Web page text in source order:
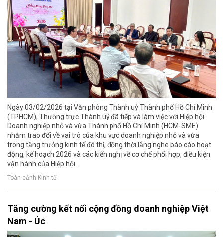
Ngày 03/02/2026 tại Văn phòng Thành uỷ Thành phố Hồ Chí Minh
(TPHCM), Thường trực Thành uỷ đã tiếp và làm việc với Hiệp hội
Doanh nghiệp nhỏ và vừa Thành phố Hồ Chí Minh (HCM-SME)
nhằm trao đổi về vai trò của khu vực doanh nghiệp nhỏ và vừa
trong tăng trưởng kinh tế đô thị, đồng thời lắng nghe báo cáo hoạt
động, kế hoạch 2026 và các kiến nghị về cơ chế phối hợp, điều kiện
vận hành của Hiệp hội.
Toàn cảnh Kinh tế
Tăng cường kết nối cộng đồng doanh nghiệp Việt
Nam - Úc